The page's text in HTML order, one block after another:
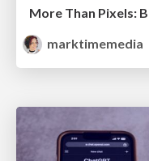
marktimemedia